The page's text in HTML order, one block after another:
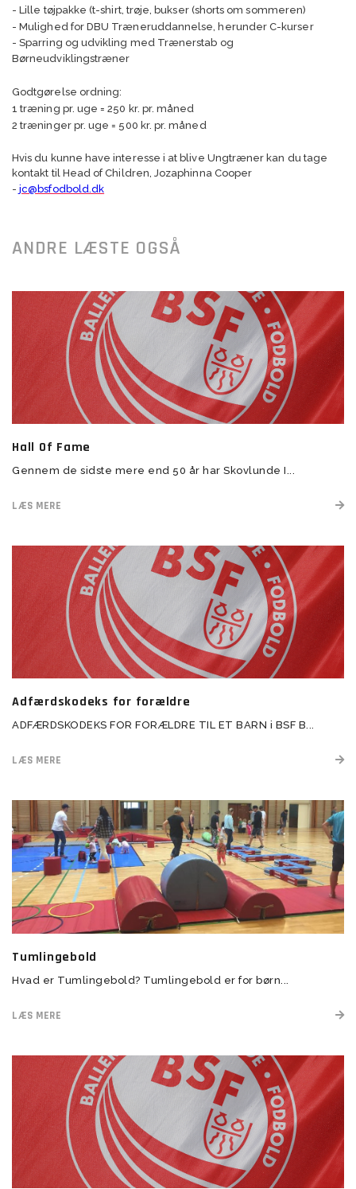
- Lille tøjpakke (t-shirt, trøje, bukser (shorts om sommeren)
- Mulighed for DBU Træneruddannelse, herunder C-kurser
- Sparring og udvikling med Trænerstab og
Børneudviklingstræner
Godtgørelse ordning:
1 træning pr. uge = 250 kr. pr. måned
2 træninger pr. uge = 500 kr. pr. måned
Hvis du kunne have interesse i at blive Ungtræner kan du tage
kontakt til Head of Children, Jozaphinna Cooper
-jc@bsfodbold.dk
ANDRE LÆSTE OGSÅ
Hall Of Fame
Gennem de sidste mere end 50 år har Skovlunde I...
LÆS MERE
Adfærdskodeks for forældre
ADFÆRDSKODEKS FOR FORÆLDRE TIL ET BARN i BSF B...
LÆS MERE
Tumlingebold
Hvad er Tumlingebold? Tumlingebold er for børn...
LÆS MERE